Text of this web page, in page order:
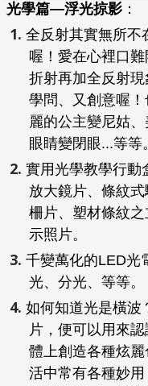
光學篇—浮光掠影 ：
全反射其實無所不
喔！愛在心裡口
折射再加全反射
學問、又創意喔
麗的公主變尼姑
眼睛變閉眼...等等。
實用光學教學行動
放大鏡片、條紋
柵片、塑材條紋
示照片。
千變萬化的LED光
光、分光、等等。
如何知道光是橫波
片，便可以用來
體上創造各種炫
活中常有各種妙